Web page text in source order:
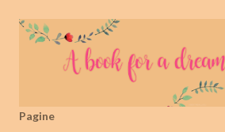
Passa ai contenuti
Pagine